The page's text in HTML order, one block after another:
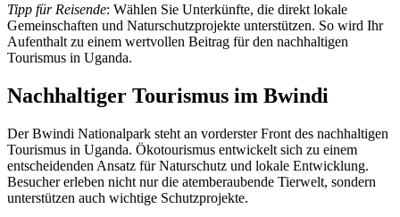
Tipp für Reisende: Wählen Sie Unterkünfte, die direkt lokale
Gemeinschaften und Naturschutzprojekte unterstützen. So wird Ihr
Aufenthalt zu einem wertvollen Beitrag für den nachhaltigen
Tourismus in Uganda.
Nachhaltiger Tourismus im Bwindi
Der Bwindi Nationalpark steht an vorderster Front des nachhaltigen
Tourismus in Uganda. Ökotourismus entwickelt sich zu einem
entscheidenden Ansatz für Naturschutz und lokale Entwicklung.
Besucher erleben nicht nur die atemberaubende Tierwelt, sondern
unterstützen auch wichtige Schutzprojekte.